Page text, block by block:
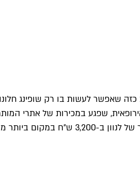
שאפשר לעשות בו רק שופינג
שפגע במכירות של אתרי